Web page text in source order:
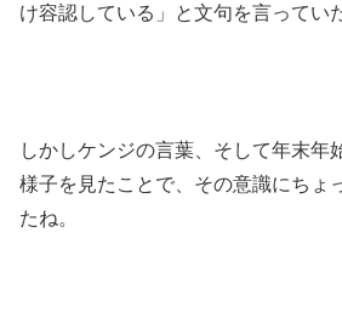
け容認している」と文句を言ってい
しかしケンジの言葉、そして年末年
様子を見たことで、その意識にちょ
たね。